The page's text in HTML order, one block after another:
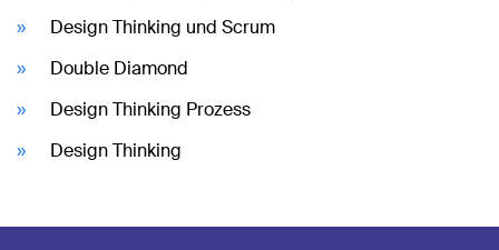
Design Thinking und Scrum
Double Diamond
Design Thinking Prozess
Design Thinking